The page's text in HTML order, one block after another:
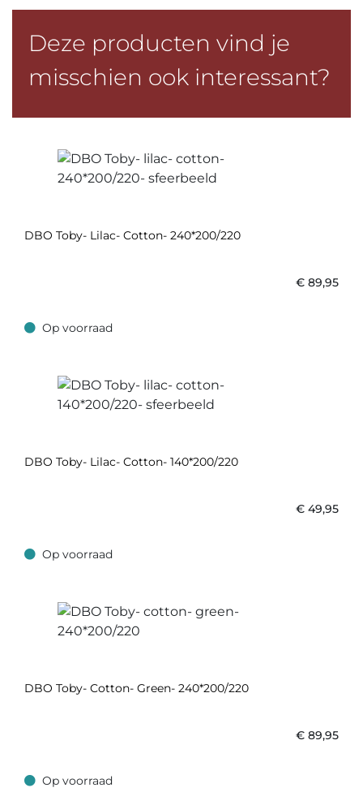
Deze producten vind je
misschien ook interessant?
DBO Toby- Lilac- Cotton- 240*200/220
€ 89,95
Op voorraad
Op voorraad
DBO Toby- Lilac- Cotton- 140*200/220
€ 49,95
Op voorraad
Op voorraad
DBO Toby- Cotton- Green- 240*200/220
€ 89,95
Op voorraad
Op voorraad